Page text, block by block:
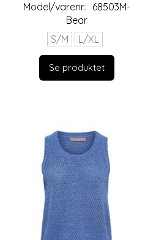
Model/varenr.: 68503M-
Bear
S/M
L/XL
Se produktet